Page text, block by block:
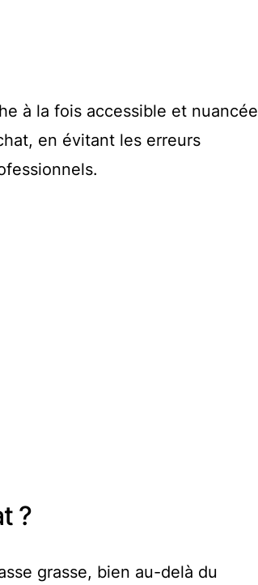
à la fois accessible et nuancée
en évitant les erreurs
?
grasse, bien au-delà du